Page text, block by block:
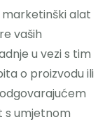
alat
vaših
u vezi s tim
o proizvodu ili
s umjetnom